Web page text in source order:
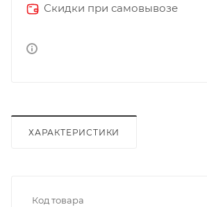
Скидки при самовывозе
ХАРАКТЕРИСТИКИ
Код товара